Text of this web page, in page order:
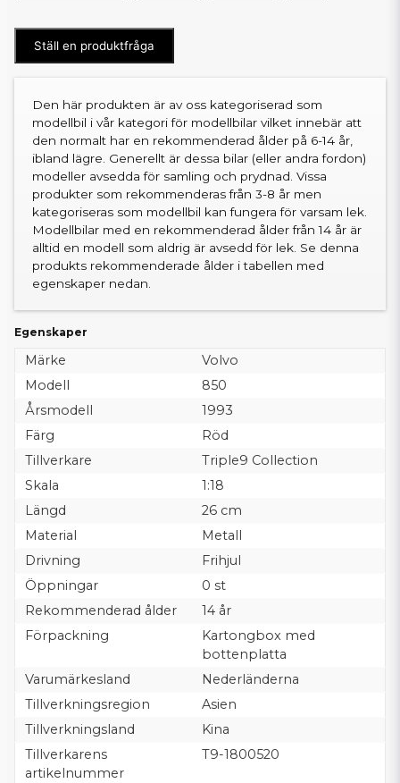
Ställ en produktfråga
Den här produkten är av oss kategoriserad som
modellbil i vår kategori för modellbilar vilket innebär att
den normalt har en rekommenderad ålder på 6-14 år,
ibland lägre. Generellt är dessa bilar (eller andra fordon)
modeller avsedda för samling och prydnad. Vissa
produkter som rekommenderas från 3-8 år men
kategoriseras som modellbil kan fungera för varsam lek.
Modellbilar med en rekommenderad ålder från 14 år är
alltid en modell som aldrig är avsedd för lek. Se denna
produkts rekommenderade ålder i tabellen med
egenskaper nedan.
Egenskaper
Märke
Volvo
Modell
850
Årsmodell
1993
Färg
Röd
Tillverkare
Triple9 Collection
Skala
1:18
Längd
26 cm
Material
Metall
Drivning
Frihjul
Öppningar
0 st
Rekommenderad ålder
14 år
Förpackning
Kartongbox med
bottenplatta
Varumärkesland
Nederländerna
Tillverkningsregion
Asien
Tillverkningsland
Kina
Tillverkarens
artikelnummer
T9-1800520